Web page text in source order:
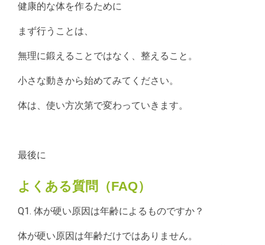
健康的な体を作るために
まず行うことは、
無理に鍛えることではなく、整えること。
小さな動きから始めてみてください。
体は、使い方次第で変わっていきます。
最後に
よくある質問（FAQ）
Q1. 体が硬い原因は年齢によるものですか？
体が硬い原因は年齢だけではありません。